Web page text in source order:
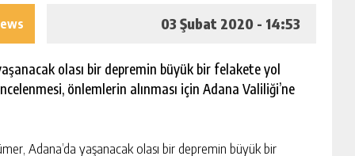
03 Şubat 2020 - 14:53
olası bir depremin büyük bir felakete yol
önlemlerin alınması için Adana Valiliği’ne
Adana’da yaşanacak olası bir depremin büyük bir